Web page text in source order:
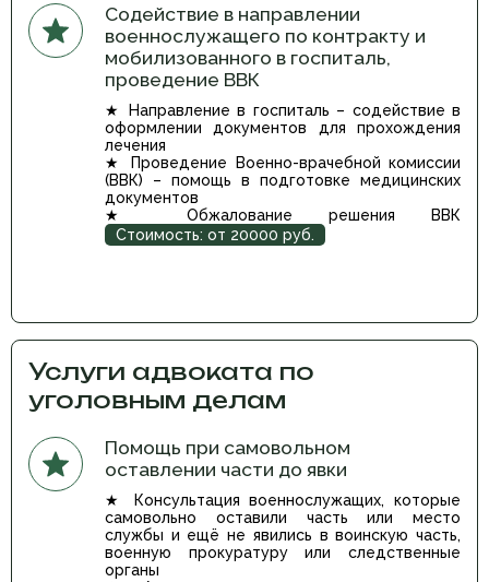
Содействие в направлении
военнослужащего по контракту и
мобилизованного в госпиталь,
проведение ВВК
★ Направление в госпиталь – содействие в
оформлении документов для прохождения
лечения
★ Проведение Военно-врачебной комиссии
(ВВК) – помощь в подготовке медицинских
документов
★ Обжалование решения ВВК
Стоимость: от 20000 руб.
Услуги адвоката по
уголовным делам
Помощь при самовольном
оставлении части до явки
★ Консультация военнослужащих, которые
самовольно оставили часть или место
службы и ещё не явились в воинскую часть,
военную прокуратуру или следственные
органы